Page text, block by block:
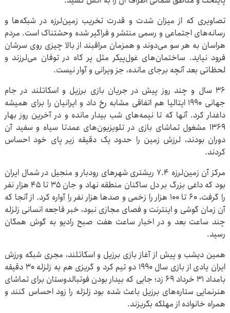
تصاویری که از میزان شدت و قدرت تخریب زمین‌لرزه در شبکه‌ها و
رسانه‌های اجتماعی و رسمی منتشر و فراگیر شده وحشتناک است. مردم
هراسان به هر سو می‌دوند و همزمان مراقبند از بالا چیزی روی سرشان
فرود نیاید. ساختمان‌های غول‌پیکر مثل پر کاه در توفان می‌لرزند و
لحظاتی بعد آنچه برجای مانده، جز ویرانی و آوار نیست.
۳۶ سال و چند روز پیش در جریان بازی برزیل و اسکاتلند در جام
جهانی ۱۹۹۰ ایتالیا هم اتفاقی مشابه رخ داد و ایرانیان را برای همیشه
داغدار کرد. آنها که تا نیمه‌های شب بیدار مانده و در آخرین روز بهار
۱۳۶۹ مشغول تماشای بازی در تلویزیون‌های عمدتا سیاه و سفید آن
دوران بودند، لرزش زمین را حدود یک دقیقه زیر پای خود احساس
کردند.
مرکز آن زمین‌لرزه ۷.۴ ریشتری شهرهای رودبار و منجیل در شمال ایران
بود که داغی بزرگ بر دل ساکنان منطقه نهاد و جان ۳۵ تا ۴۵ هزار نفر
را گرفت، ۶۰ تا ۱۰۰ هزار را زخمی و صدها هزار نفر را آواره کرد. از آنجا که
آن زمان گوشی و اینترنت و فصای مجازی نبود، خبر فاجعه انسانی زلزله
چند ساعت بعد و در اخبار ساعت هفت صبح رادیو به گوش همگان
رسید.
همین دیشب و پیش از آغاز بازی برزیل و اسکاتلند، مجری شبکه ورزش
ایران یادی از بازی سال ۱۹۹۰ دو تیم کرد و گریزی هم به زلزله ۳۰ دقیقه
بامداد ۳۱ خرداد ۶۹ زد؛ جایی که بیدار بودن فوتبالدوستان برای تماشای
هنرنمایی ستاره‌های برزیل باعث شده بود زلزله را زود احساس کنند و
همراه خانواده از مهلکه بگریزند.